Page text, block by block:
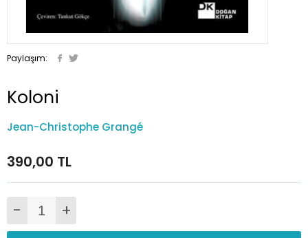
Paylaşım:
Koloni
Jean-Christophe Grangé
390,00 TL
- +